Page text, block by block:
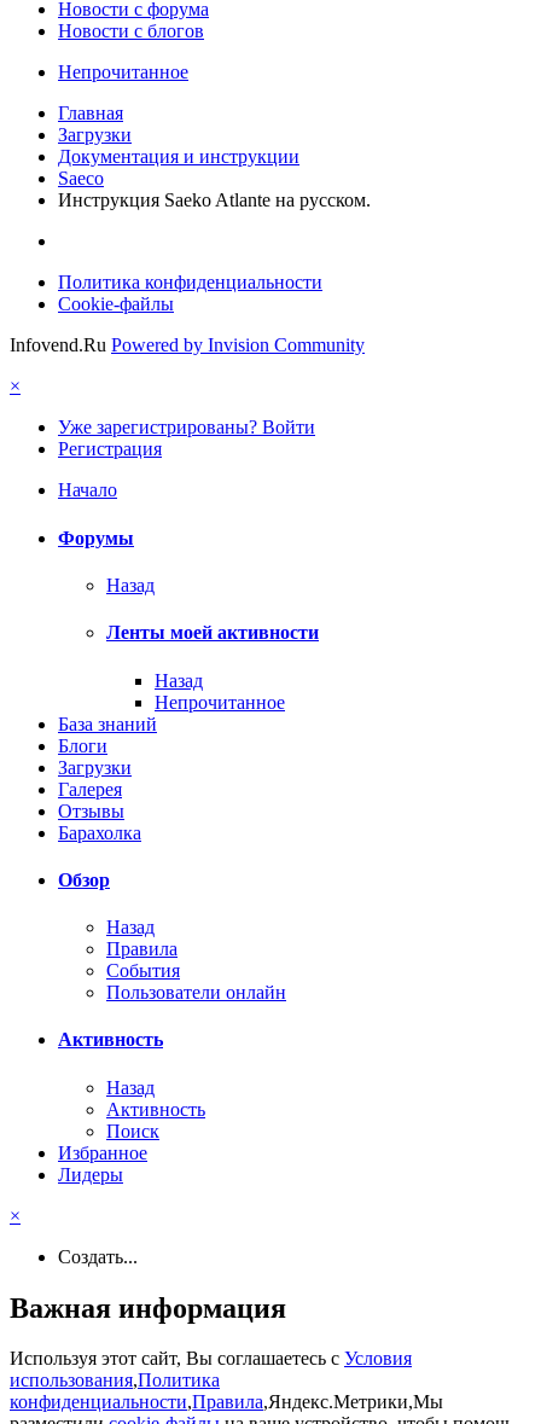
Новости c форума
Новости с блогов
Непрочитанное
Главная
Загрузки
Документация и инструкции
Saeco
Инструкция Saeko Atlante на русском.
Политика конфиденциальности
Cookie-файлы
Infovend.Ru Powered by Invision Community
×
Уже зарегистрированы? Войти
Регистрация
Начало
Форумы
Назад
Ленты моей активности
Назад
Непрочитанное
База знаний
Блоги
Загрузки
Галерея
Отзывы
Барахолка
Обзор
Назад
Правила
События
Пользователи онлайн
Активность
Назад
Активность
Поиск
Избранное
Лидеры
×
Создать...
Важная информация
Используя этот сайт, Вы соглашаетесь с Условия
использования,Политика
конфиденциальности,Правила,Яндекс.Метрики,Мы